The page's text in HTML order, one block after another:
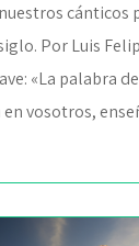
cánticos
Por Luis
«La palabra
en vosotros,